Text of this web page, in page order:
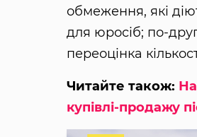
обмеження, які
для юросіб; по-
переоцінка
Читайте також:
купівлі-продажу